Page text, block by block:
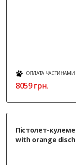
ОПЛАТА ЧАСТИНАМИ
8059грн.
Пістолет-
with orange